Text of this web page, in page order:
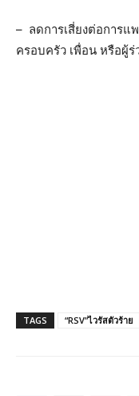
– ลดการเสี่ยงต่อการแ
ครอบครัว เพื่อน หรือผู้ร่
TAGS “RSV”ไวรัสตัวร้าย